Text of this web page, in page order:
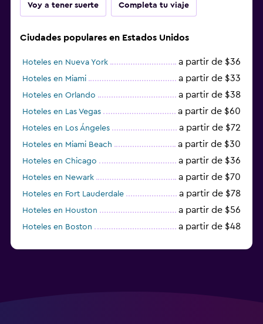
Voy a tener suerte Completa tu viaje
Ciudades populares en Estados Unidos
Hoteles en Nueva York a partir de $36
Hoteles en Miami a partir de $33
Hoteles en Orlando a partir de $38
Hoteles en Las Vegas a partir de $60
Hoteles en Los Ángeles a partir de $72
Hoteles en Miami Beach a partir de $30
Hoteles en Chicago a partir de $36
Hoteles en Newark a partir de $70
Hoteles en Fort Lauderdale a partir de $78
Hoteles en Houston a partir de $56
Hoteles en Boston a partir de $48